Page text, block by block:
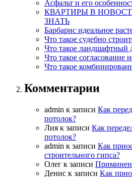
Асфальт и его
КВАРТИРЫ В
ЗНАТЬ
Барбарис идеальное
Что такое судебно
Что такое ландшафтный
Что такое
Что такое
Комментарии
admin к записи Как
потолок?
Лия к записи Как
потолок?
admin к записи Как
строительного гипса?
Олег к записи
Денис к записи Как